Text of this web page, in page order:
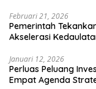
Februari 21, 2026
Pemerintah
Akselerasi
Januari 12, 2026
Perluas Peluang
Empat Agenda